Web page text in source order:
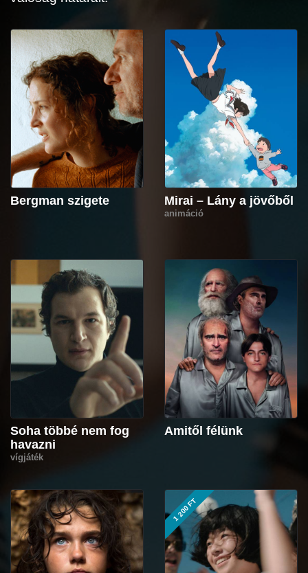
Bergman szigete Mirai – Lány a jövőből
animáció
Soha többé nem fog
havazni
vígjáték
Amitől félünk
1 200 FT